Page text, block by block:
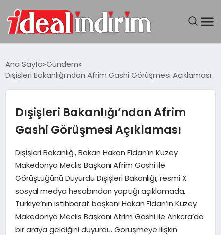
BILGISAYAR
DÜNYA
SEYAHAT
TEKNOLOJI
YAŞAM
Ana Sayfa Gündem
Dışişleri Bakanlığı’ndan Afrim Gashi Görüşmesi Açıklaması
Dışişleri Bakanlığı’ndan Afrim
Gashi Görüşmesi Açıklaması
Dışişleri Bakanlığı, Bakan Hakan Fidan’ın Kuzey
Makedonya Meclis Başkanı Afrim Gashi ile
Görüştüğünü Duyurdu Dışişleri Bakanlığı, resmi X
sosyal medya hesabından yaptığı açıklamada,
Türkiye’nin istihbarat başkanı Hakan Fidan’ın Kuzey
Makedonya Meclis Başkanı Afrim Gashi ile Ankara’da
bir araya geldiğini duyurdu. Görüşmeye ilişkin